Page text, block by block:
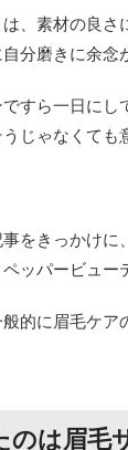
、素材の良さ
分磨きに余念
すら一日にし
じゃなくても
をきっかけに
ッパービュー
的に眉毛ケ
のは眉毛